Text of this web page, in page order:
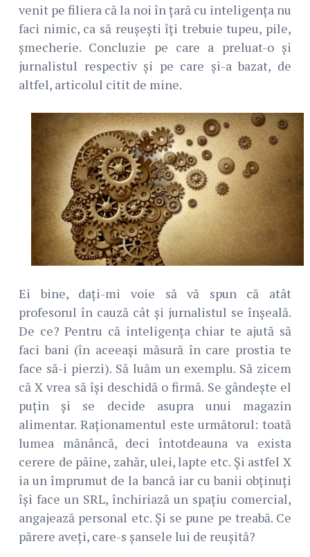
venit pe filiera că la noi în țară cu inteligența nu
faci nimic, ca să reușești îți trebuie tupeu, pile,
șmecherie. Concluzie pe care a preluat-o și
jurnalistul respectiv și pe care și-a bazat, de
altfel, articolul citit de mine.
Ei bine, dați-mi voie să vă spun că atât
profesorul în cauză cât și jurnalistul se înșeală.
De ce? Pentru că inteligența chiar te ajută să
faci bani (în aceeași măsură în care prostia te
face să-i pierzi). Să luăm un exemplu. Să zicem
că X vrea să își deschidă o firmă. Se gândește el
puțin și se decide asupra unui magazin
alimentar. Raționamentul este următorul: toată
lumea mănâncă, deci întotdeauna va exista
cerere de pâine, zahăr, ulei, lapte etc. Și astfel X
ia un împrumut de la bancă iar cu banii obținuți
își face un SRL, închiriază un spațiu comercial,
angajează personal etc. Și se pune pe treabă. Ce
părere aveți, care-s șansele lui de reușită?